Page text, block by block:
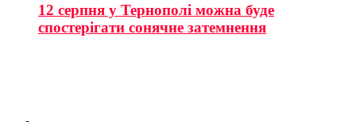
12 серпня у Тернополі можна буде
спостерігати сонячне затемнення